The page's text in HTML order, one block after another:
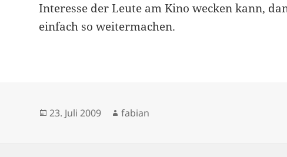
Interesse der Leute am Kino wecken kann,
einfach so weitermachen.
Veröffentlicht
23. Juli 2009 Autor
fabian